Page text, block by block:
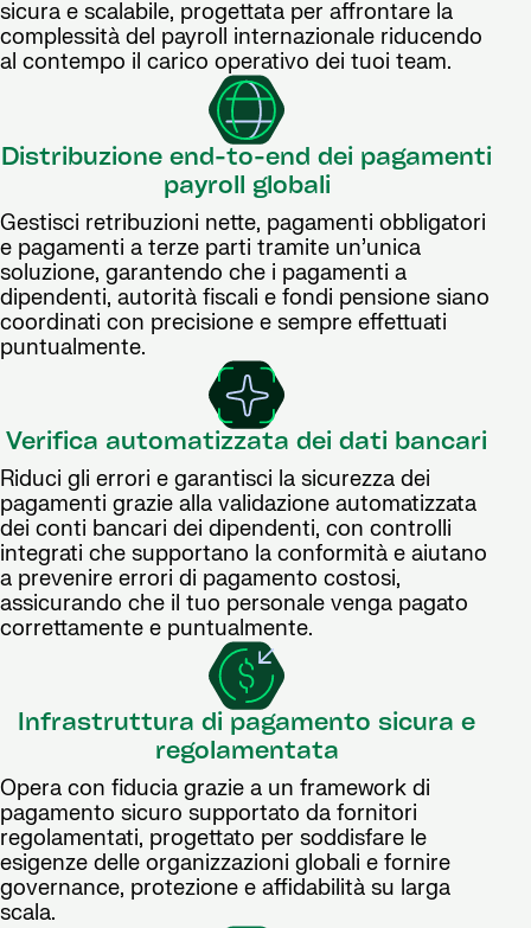
sicura e scalabile, progettata per affrontare la
complessità del payroll internazionale riducendo
al contempo il carico operativo dei tuoi team.
Distribuzione end-to-end dei pagamenti
payroll globali
Gestisci retribuzioni nette, pagamenti obbligatori
e pagamenti a terze parti tramite un’unica
soluzione, garantendo che i pagamenti a
dipendenti, autorità fiscali e fondi pensione siano
coordinati con precisione e sempre effettuati
puntualmente.
Verifica automatizzata dei dati bancari
Riduci gli errori e garantisci la sicurezza dei
pagamenti grazie alla validazione automatizzata
dei conti bancari dei dipendenti, con controlli
integrati che supportano la conformità e aiutano
a prevenire errori di pagamento costosi,
assicurando che il tuo personale venga pagato
correttamente e puntualmente.
Infrastruttura di pagamento sicura e
regolamentata
Opera con fiducia grazie a un framework di
pagamento sicuro supportato da fornitori
regolamentati, progettato per soddisfare le
esigenze delle organizzazioni globali e fornire
governance, protezione e affidabilità su larga
scala.